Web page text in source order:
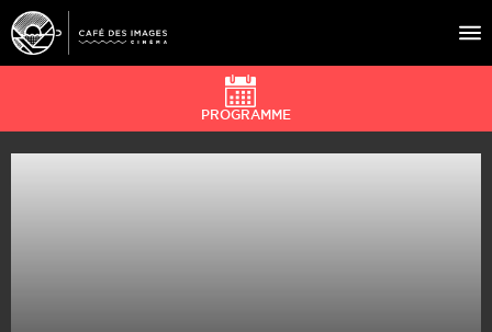
À L’AFFICHE
PROGRAMME